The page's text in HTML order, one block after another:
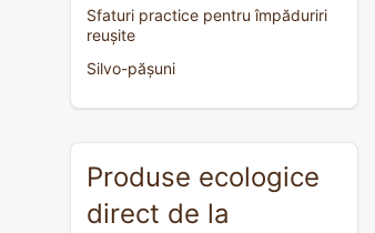
Sfaturi practice pentru împăduriri
reușite
Silvo-pășuni
Produse ecologice
direct de la